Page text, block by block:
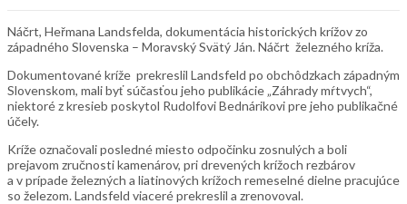
Náčrt, Heřmana Landsfelda, dokumentácia historických krížov zo
západného Slovenska – Moravský Svätý Ján. Náčrt železného kríža.
Dokumentované kríže prekreslil Landsfeld po obchôdzkach západným
Slovenskom, mali byť súčasťou jeho publikácie „Záhrady mŕtvych“,
niektoré z kresieb poskytol Rudolfovi Bednárikovi pre jeho publikačné
účely.
Kríže označovali posledné miesto odpočinku zosnulých a boli
prejavom zručnosti kamenárov, pri drevených krížoch rezbárov
a v prípade železných a liatinových krížoch remeselné dielne pracujúce
so železom. Landsfeld viaceré prekreslil a zrenovoval.